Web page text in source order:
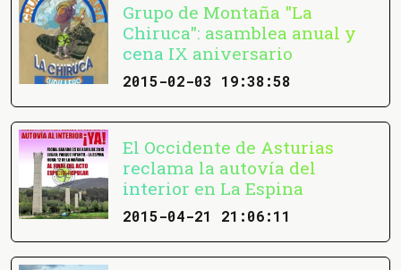
Grupo de Montaña "La
Chiruca": asamblea anual y
cena IX aniversario
2015-02-03 19:38:58
El Occidente de Asturias
reclama la autovía del
interior en La Espina
2015-04-21 21:06:11